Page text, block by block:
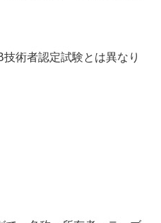
術者認定試験とは異なり